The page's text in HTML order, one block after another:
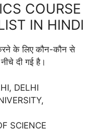
COURSE
IN HINDI
के लिए कौन-कौन से
दी गई है।
DELHI
SCIENCE